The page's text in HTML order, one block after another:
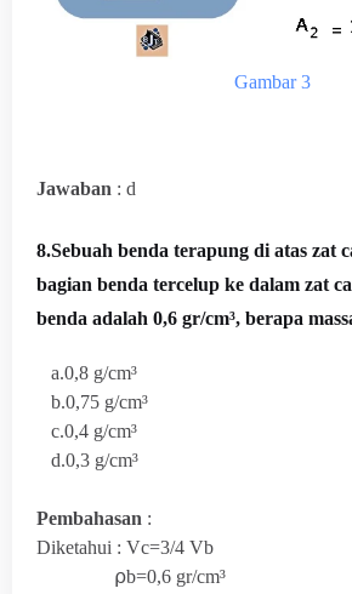
Gambar 3
Jawaban : d
8.Sebuah benda terapung di atas zat
bagian benda tercelup ke dalam zat
benda adalah 0,6 gr/cm³, berapa
a.0,8 g/cm³
b.0,75 g/cm³
c.0,4 g/cm³
d.0,3 g/cm³
Pembahasan :
Diketahui : Vc=3/4 Vb
⍴b=0,6 gr/cm³